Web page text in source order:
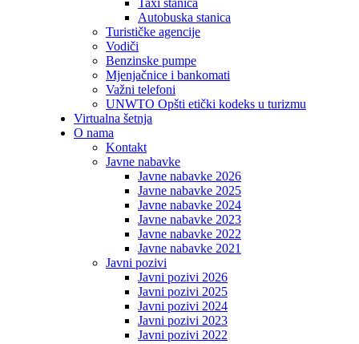
Taxi stanica
Autobuska stanica
Turističke agencije
Vodiči
Benzinske pumpe
Mjenjačnice i bankomati
Važni telefoni
UNWTO Opšti etički kodeks u turizmu
Virtualna šetnja
O nama
Kontakt
Javne nabavke
Javne nabavke 2026
Javne nabavke 2025
Javne nabavke 2024
Javne nabavke 2023
Javne nabavke 2022
Javne nabavke 2021
Javni pozivi
Javni pozivi 2026
Javni pozivi 2025
Javni pozivi 2024
Javni pozivi 2023
Javni pozivi 2022